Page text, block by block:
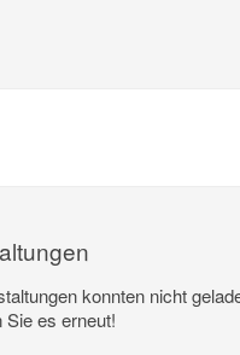
konnten nicht
es erneut!